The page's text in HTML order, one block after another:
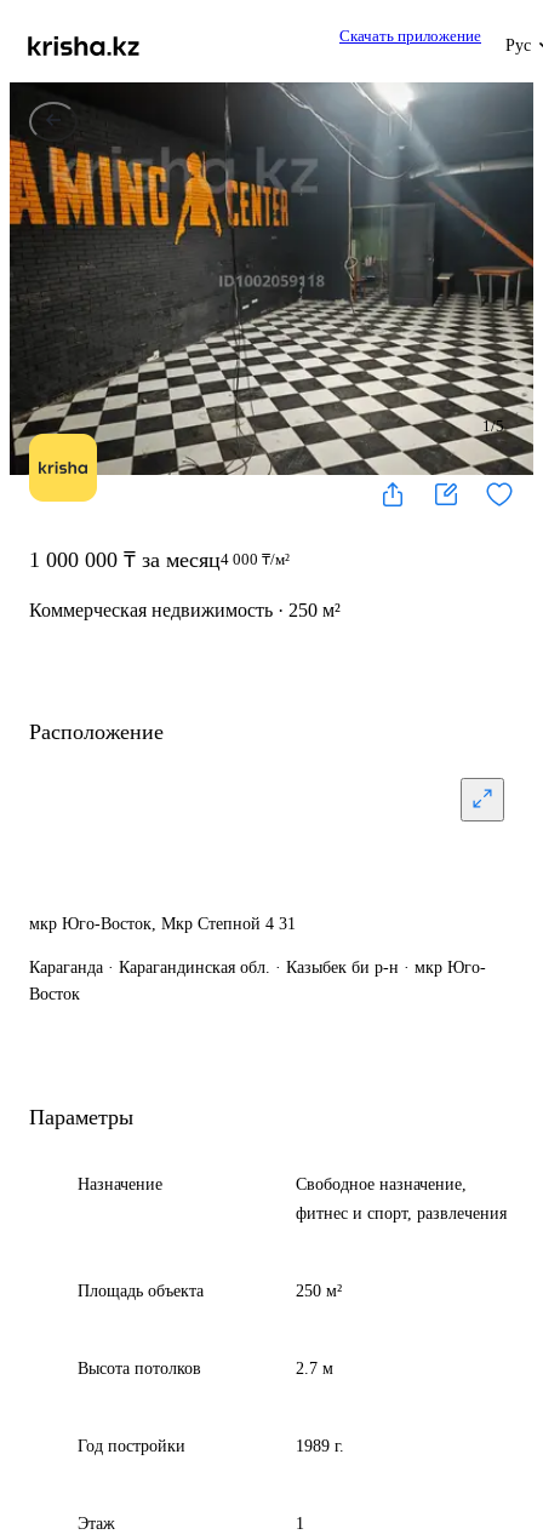
Скачать приложение
Рус
1/5
1 000 000 ₸ за месяц4 000 ₸/м²
Коммерческая недвижимость · 250 м²
Расположение
мкр Юго-Восток, Мкр Степной 4 31
Караганда · Карагандинская обл. · Казыбек би р-н · мкр Юго-
Восток
Параметры
Назначение
Свободное назначение,
фитнес и спорт, развлечения
Площадь объекта 250 м²
Высота потолков 2.7 м
Год постройки 1989 г.
Этаж 1